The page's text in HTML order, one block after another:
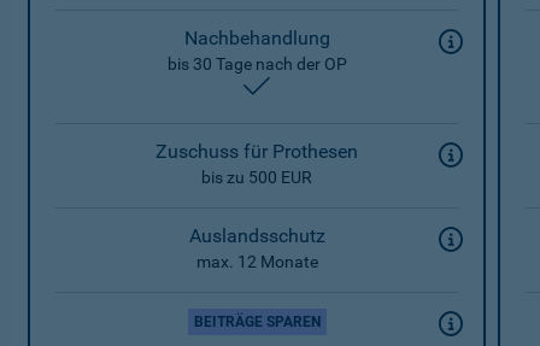
Nachbehandlung
bis 30 Tage nach der OP
Zuschuss für Prothesen
bis zu 500 EUR
Auslandsschutz
max. 12 Monate
BEITRÄGE SPAREN